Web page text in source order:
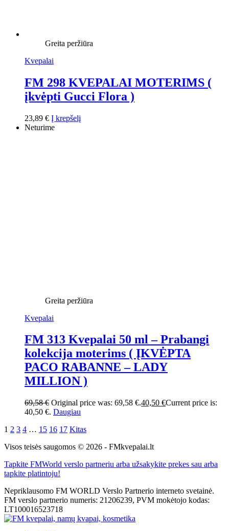
Greita peržiūra
Kvepalai
FM 298 KVEPALAI MOTERIMS (
įkvėpti Gucci Flora )
23,89 € Į krepšelį
Neturime
Greita peržiūra
Kvepalai
FM 313 Kvepalai 50 ml – Prabangi
kolekcija moterims ( ĮKVĖPTA
PACO RABANNE – LADY
MILLION )
69,58€ Original price was: 69,58 €.40,50 €Current price is:
40,50 €. Daugiau
1 2 3 4 … 15 16 17 Kitas
Visos teisės saugomos © 2026 - FMkvepalai.lt
Tapkite FMWorld verslo partneriu arba užsakykite prekes sau arba
tapkite platintoju!
Nepriklausomo FM WORLD Verslo Partnerio interneto svetainė.
FM verslo partnerio numeris: 21206239, PVM mokėtojo kodas:
LT100016523718